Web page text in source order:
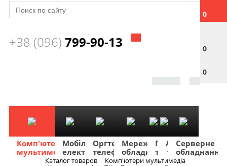
0
0
0
+38 (096) 799-90-13
Комп'ютери
мультимедіа
Мобільна
електроніка
Оргтехніка
телефонія
Мережеве
обладнання
Побутова
техніка
TV
та
Аудіо
Фото
та
відео
Авто
та
навігація
Серверне
обладнання
Каталог товаров Комп'ютери мультимедіа